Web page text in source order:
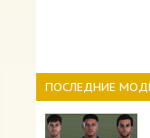
ПОСЛЕДНИЕ